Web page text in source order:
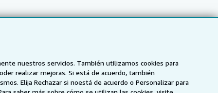
nuestros servicios. También utilizamos cookies para
realizar mejoras. Si está de acuerdo, también
Elija Rechazar si noestá de acuerdo o Personalizar para
AbeBooks.ca ZVAB.com